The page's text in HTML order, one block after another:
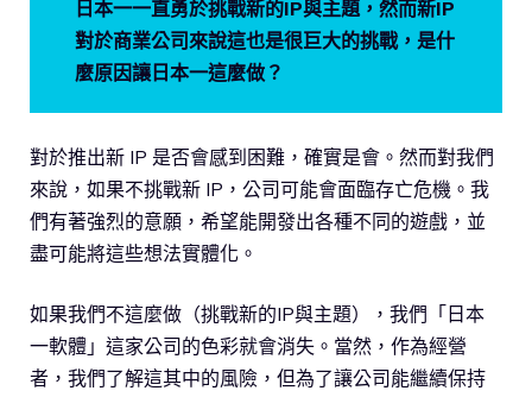
日本一一直勇於挑戰新的IP與主題，然而新IP
對於商業公司來說這也是很巨大的挑戰，是什
麼原因讓日本一這麼做？
對於推出新 IP 是否會感到困難，確實是會。然而對我們
來說，如果不挑戰新 IP，公司可能會面臨存亡危機。我
們有著強烈的意願，希望能開發出各種不同的遊戲，並
盡可能將這些想法實體化。
如果我們不這麼做（挑戰新的IP與主題），我們「日本
一軟體」這家公司的色彩就會消失。當然，作為經營
者，我們了解這其中的風險，但為了讓公司能繼續保持